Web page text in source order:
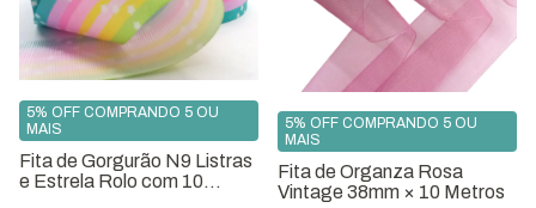
Fita de Gorgurão N9 Listras
e Estrela Rolo com 10
5% OFF COMPRANDO 5 OU
MAIS
Fita de Organza Rosa
Vintage 38mm × 10 Metros
5% OFF COMPRANDO 5 OU
MAIS